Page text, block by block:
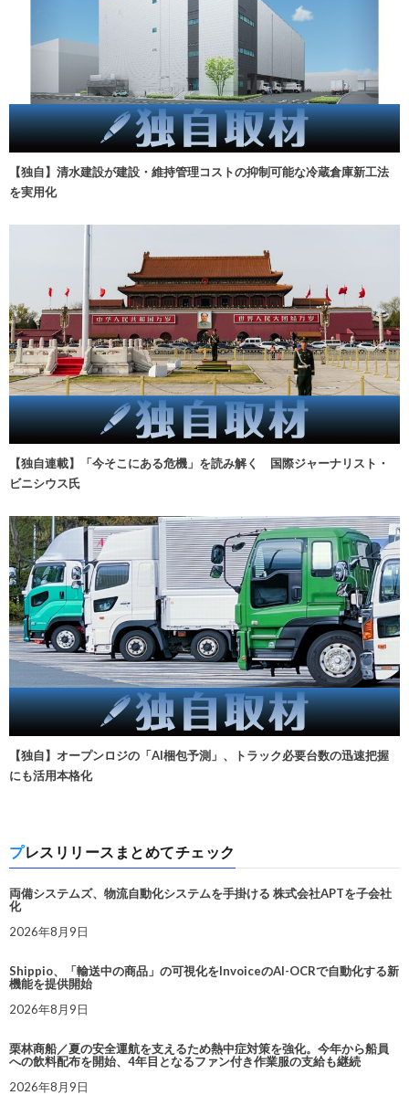
【独自】清水建設が建設・維持管理コストの抑制可能な冷蔵倉庫新工法
を実用化
【独自連載】「今そこにある危機」を読み解く 国際ジャーナリスト・
ビニシウス氏
【独自】オープンロジの「AI梱包予測」、トラック必要台数の迅速把握
にも活用本格化
プレスリリースまとめてチェック
両備システムズ、物流自動化システムを手掛ける 株式会社APTを子会社
化
2026年8月9日
Shippio、「輸送中の商品」の可視化をInvoiceのAI-OCRで自動化する新
機能を提供開始
2026年8月9日
栗林商船／夏の安全運航を支えるため熱中症対策を強化。今年から船員
への飲料配布を開始、4年目となるファン付き作業服の支給も継続
2026年8月9日